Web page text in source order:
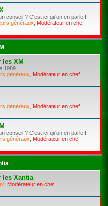
conseil ? C'est ici qu'on en parle !
généraux
Modérateur en chef
les XM
1989 !
généraux
Modérateur en chef
généraux
Modérateur en chef
conseil ? C'est ici qu'on en parle !
généraux
Modérateur en chef
les Xantia
Modérateur en chef